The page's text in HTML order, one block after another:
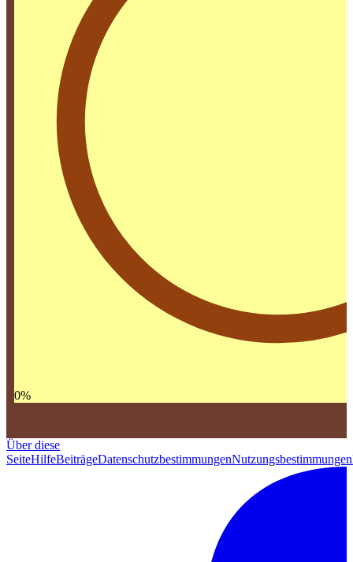
0%
Über diese
SeiteHilfeBeiträgeDatenschutzbestimmungenNutzungsbestimmungen